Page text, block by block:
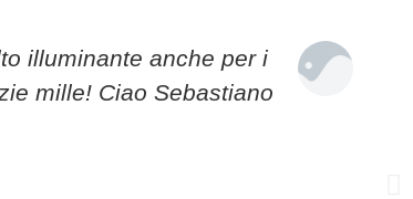
illuminante anche per i
mille! Ciao Sebastiano